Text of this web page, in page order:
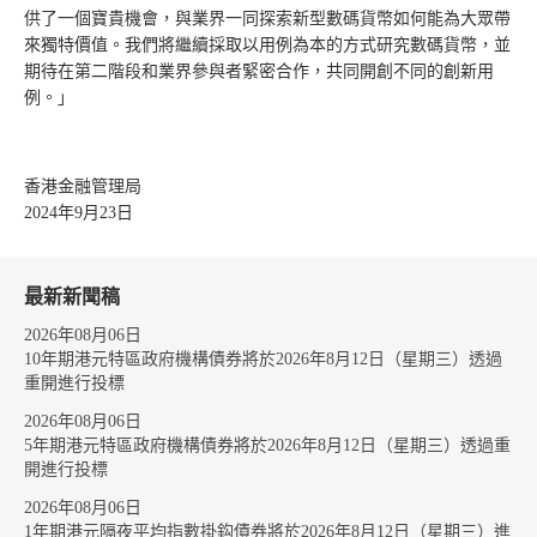
供了一個寶貴機會，與業界一同探索新型數碼貨幣如何能為大眾帶
來獨特價值。我們將繼續採取以用例為本的方式研究數碼貨幣，並
期待在第二階段和業界參與者緊密合作，共同開創不同的創新用
例。」
香港金融管理局
2024年9月23日
最新新聞稿
2026年08月06日
10年期港元特區政府機構債券將於2026年8月12日（星期三）透過
重開進行投標
2026年08月06日
5年期港元特區政府機構債券將於2026年8月12日（星期三）透過重
開進行投標
2026年08月06日
1年期港元隔夜平均指數掛鈎債券將於2026年8月12日（星期三）進